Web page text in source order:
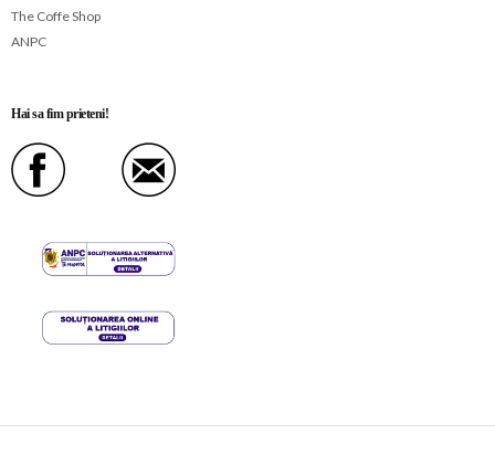
The Coffe Shop
ANPC
Hai sa fim prieteni!